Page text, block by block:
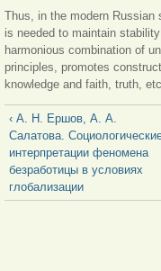
Thus, in the modern
is needed to maintain
harmonious combination of
principles, promotes
knowledge and faith, truth, etc.
‹ А. Н. Ершов, А. А.
Салатова.
интерпретации феномена
безработицы в условиях
глобализации